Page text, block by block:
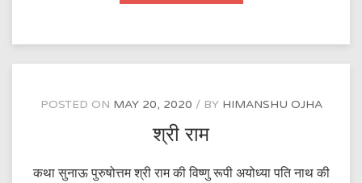
व्यथा
POSTED ON MAY 20, 2020 BY HIMANSHU OJHA
श्री राम
कथा सुनाऊ पुरुषोत्तम श्री राम की विष्णु रूपी अयोध्या पति नाथ की